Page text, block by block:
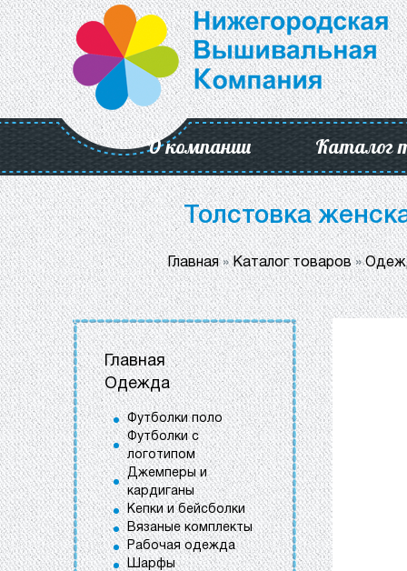
О компании Каталог
Толстовка
Главная»Каталог товаров»
Главная
Одежда
Футболки поло
Футболки с
логотипом
Джемперы и
кардиганы
Кепки и бейсболки
Вязаные комплекты
Рабочая одежда
Шарфы